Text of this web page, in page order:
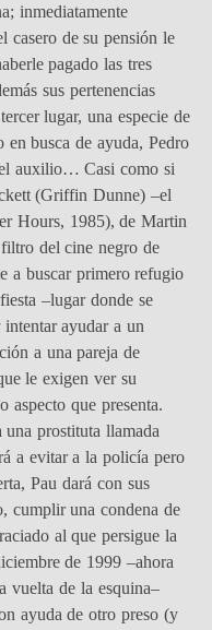
inmediatamente
casero de su pensión le
pagado las tres
sus pertenencias
lugar, una especie de
en busca de ayuda, Pedro
auxilio… Casi como si
(Griffin Dunne) –el
Hours, 1985), de Martin
filtro del cine negro de
a buscar primero refugio
–lugar donde se
ayudar a un
a una pareja de
le exigen ver su
aspecto que presenta.
prostituta llamada
a evitar a la policía pero
Pau dará con sus
cumplir una condena de
al que persigue la
de 1999 –ahora
vuelta de la esquina–
ayuda de otro preso (y